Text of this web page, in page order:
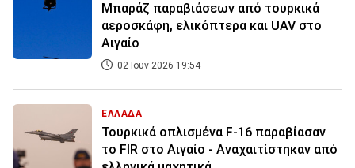
Μπαράζ παραβιάσεων από τουρκικά
αεροσκάφη, ελικόπτερα και UAV στο
Αιγαίο
02 Ιουν 2026 19:54
ΕΛΛΑΔΑ
Τουρκικά οπλισμένα F-16 παραβίασαν
το FIR στο Αιγαίο - Αναχαιτίστηκαν από